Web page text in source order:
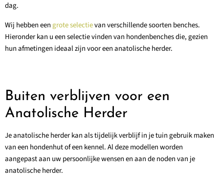
dag.
Wij hebben een grote selectievan verschillende soorten benches.
Hieronder kan u een selectie vinden van hondenbenches die, gezien
hun afmetingen ideaal zijn voor een anatolische herder.
Buiten verblijven voor een
Anatolische Herder
Je anatolische herder kan als tijdelijk verblijf in je tuin gebruik maken
van een hondenhut of een kennel. Al deze modellen worden
aangepast aan uw persoonlijke wensen en aan de noden van je
anatolische herder.